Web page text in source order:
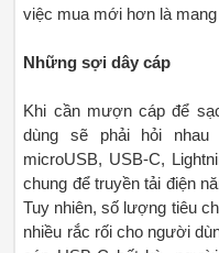
việc mua mới hơn là
Những sợi dây cáp
Khi cần mượn cáp để
dùng sẽ phải hỏi
microUSB, USB-C,
chung để truyền tải điện
Tuy nhiên, số lượng tiêu
nhiều rắc rối cho người